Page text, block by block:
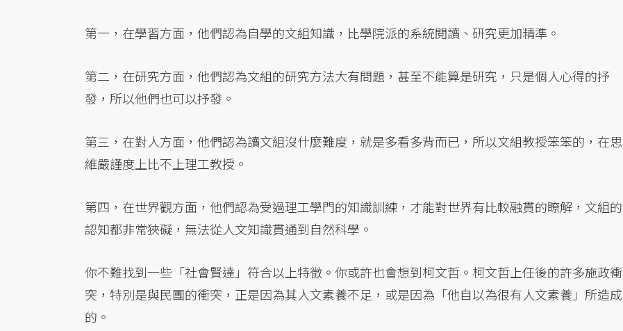
第一，在學習方面，他們認為自學的文組知識，比學院派的系統閱讀、研究更加精準。
第二，在研究方面，他們認為文組的研究方法大有問題，甚至不能算是研究，只是個人心得的抒
發，所以他們也可以抒發。
第三，在對人方面，他們認為讀文組沒什麼難度，就是多看多背而已，所以文組教授笨笨的，在思
維嚴謹度上比不上理工教授。
第四，在世界觀方面，他們認為受過理工學門的知識訓練，才能對世界有比較融貫的瞭解，文組的
認知都非常狹礙，無法從人文知識貫通到自然科學。
你不難找到一些「社會賢達」符合以上特徵。你或許也會想到柯文哲。柯文哲上任後的許多施政衝
突，特別是與民團的衝突，正是因為其人文素養不足，或是因為「他自以為很有人文素養」所造成
的。